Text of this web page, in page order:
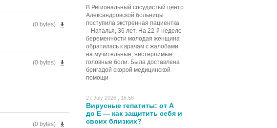
В Региональный сосудистый центр
Александровской больницы
поступила экстренная пациентка
– Наталья, 36 лет. На 22-й неделе
беременности молодая женщина
обратилась к врачам с жалобами
на мучительные, нестерпимые
головные боли. Была доставлена
бригадой скорой медицинской
помощи
27 July 2026 , 16:58
Вирусные гепатиты: от А
до Е — как защитить себя и
своих близких?
(0 bytes)
(0 bytes)
(0 bytes)